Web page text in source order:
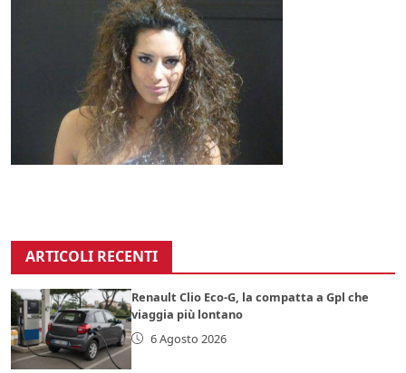
ARTICOLI RECENTI
Renault Clio Eco-G, la compatta a Gpl che
viaggia più lontano
6 Agosto 2026